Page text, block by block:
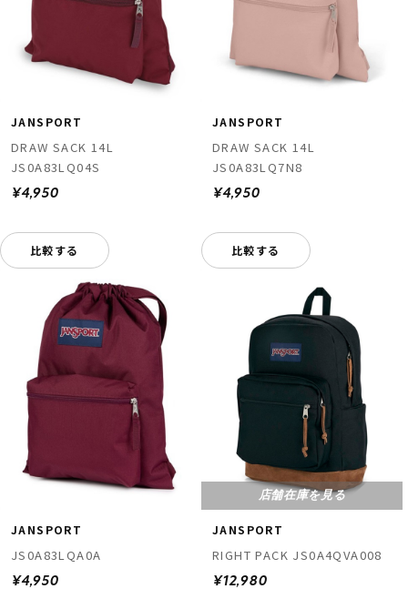
JANSPORT
DRAW SACK 14L
JS0A83LQ04S
¥4,950
比較する
JANSPORT
DRAW SACK 14L
JS0A83LQ7N8
¥4,950
比較する
JANSPORT
JS0A83LQA0A
¥4,950
店舗在庫を見る
JANSPORT
RIGHT PACK JS0A4QVA008
¥12,980